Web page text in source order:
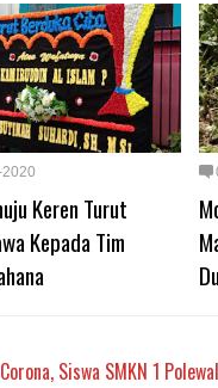
2020
Keren Turut
Kepada Tim
Siswa SMKN 1